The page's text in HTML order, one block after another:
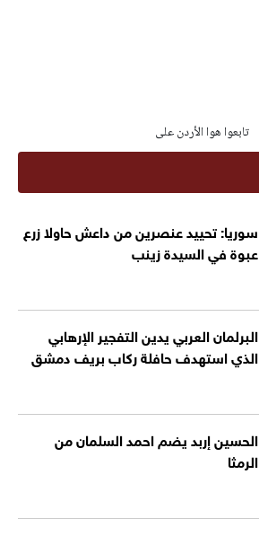
تابعوا هوا الأردن على
سوريا: تحييد عنصرين من داعش حاولا زرع
عبوة في السيدة زينب
البرلمان العربي يدين التفجير الإرهابي
الذي استهدف حافلة ركاب بريف دمشق
الحسين إربد يضم احمد السلمان من
الرمثا